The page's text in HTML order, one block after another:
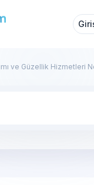
ve Güzellik Hizmetleri